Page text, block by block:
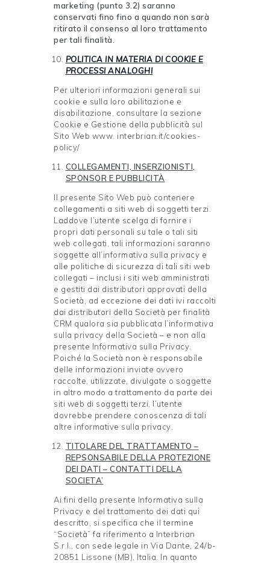
marketing (punto 3.2) saranno
conservati fino fino a quando non sarà
ritirato il consenso al loro trattamento
per tali finalità.
POLITICA IN MATERIA DI COOKIE E
PROCESSIANALOGHI
Per ulteriori informazioni generali sui
cookie e sulla loro abilitazione e
disabilitazione, consultare la sezione
Cookie e Gestione della pubblicità sul
Sito Web www. interbrian.it/cookies-
policy/
COLLEGAMENTI, INSERZIONISTI,
SPONSOR E PUBBLICITÀ
Il presente Sito Web può contenere
collegamenti a siti web di soggetti terzi.
Laddove l’utente scelga di fornire i
propri dati personali su tale o tali siti
web collegati, tali informazioni saranno
soggette all’informativa sulla privacy e
alle politiche di sicurezza di tali siti web
collegati – inclusi i siti web amministrati
e gestiti dai distributori approvati della
Società, ad eccezione dei dati ivi raccolti
dai distributori della Società per finalità
CRM qualora sia pubblicata l’informativa
sulla privacy della Società – e non alla
presente Informativa sulla Privacy.
Poiché la Società non è responsabile
delle informazioni inviate ovvero
raccolte, utilizzate, divulgate o soggette
in altro modo a trattamento da parte dei
siti web di soggetti terzi, l’utente
dovrebbe prendere conoscenza di tali
altre informative sulla privacy.
TITOLARE DEL TRATTAMENTO –
REPSONSABILE DELLA PROTEZIONE
DEI DATI – CONTATTI DELLA
SOCIETA’
Ai fini della presente Informativa sulla
Privacy e del trattamento dei dati qui
descritto, si specifica che il termine
“Società” fa riferimento a Interbrian
S.r.l., con sede legale in Via Dante, 24/b-
20851 Lissone (MB), Italia. In quanto